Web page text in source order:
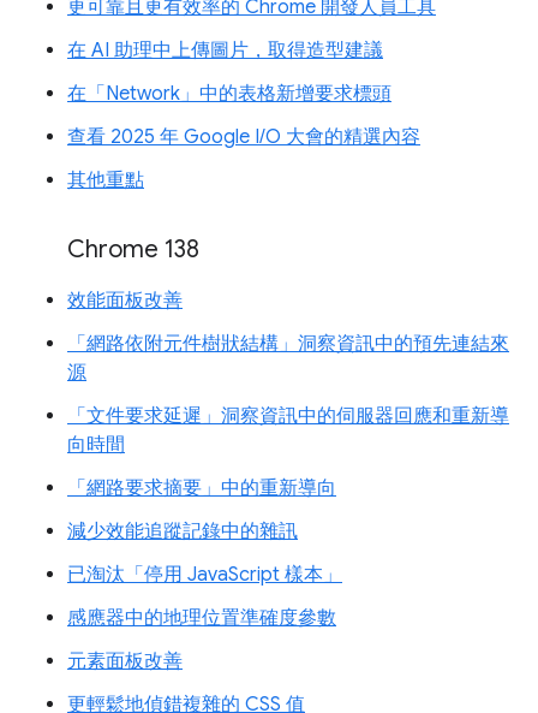
更可靠且更有效率的 Chrome 開發人員工具
在 AI 助理中上傳圖片，取得造型建議
在「Network」中的表格新增要求標頭
查看 2025 年 Google I/O 大會的精選內容
其他重點
Chrome 138
效能面板改善
「網路依附元件樹狀結構」洞察資訊中的預先連結來
源
「文件要求延遲」洞察資訊中的伺服器回應和重新導
向時間
「網路要求摘要」中的重新導向
減少效能追蹤記錄中的雜訊
已淘汰「停用 JavaScript 樣本」
感應器中的地理位置準確度參數
元素面板改善
更輕鬆地偵錯複雜的 CSS 值